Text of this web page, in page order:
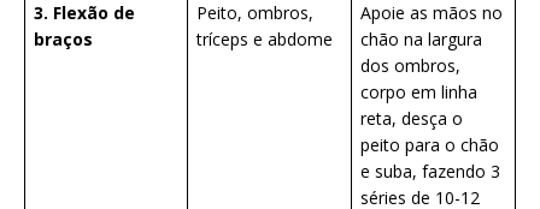
3. Flexão de
braços
Peito, ombros,
tríceps e abdome
Apoie as mãos no
chão na largura
dos ombros,
corpo em linha
reta, desça o
peito para o chão
e suba, fazendo 3
séries de 10-12